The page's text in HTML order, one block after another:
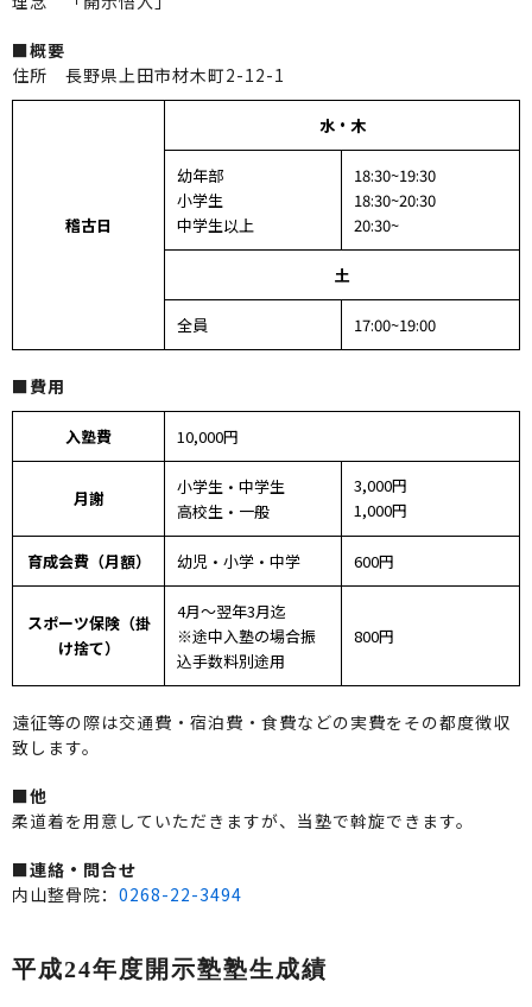
■概要
住所 長野県上田市材木町2-12-1
稽古日
水・木
幼年部
小学生
中学生以上
18:30~19:30
18:30~20:30
20:30~
土
全員 17:00~19:00
■費用
入塾費 10,000円
月謝
小学生・中学生
高校生・一般
3,000円
1,000円
育成会費（月額） 幼児・小学・中学 600円
スポーツ保険（掛
け捨て）
4月〜翌年3月迄
※途中入塾の場合振
込手数料別途用
800円
遠征等の際は交通費・宿泊費・食費などの実費をその都度徴収
致します。
■他
柔道着を用意していただきますが、当塾で斡旋できます。
■連絡・問合せ
内山整骨院： 0268-22-3494
平成24年度開示塾塾生成績